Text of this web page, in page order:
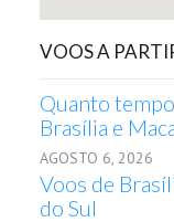
VOOS A
Quanto
Brasília e
AGOSTO 6, 2026
Voos de
do Sul